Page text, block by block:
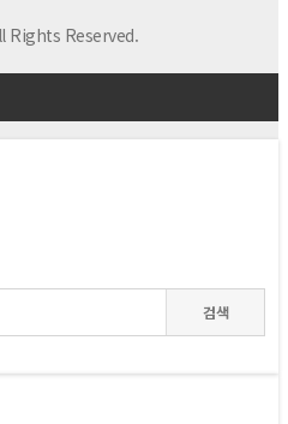
Rights Reserved.
검색